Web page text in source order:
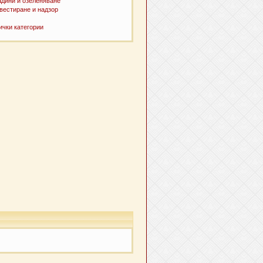
и надзор
категории